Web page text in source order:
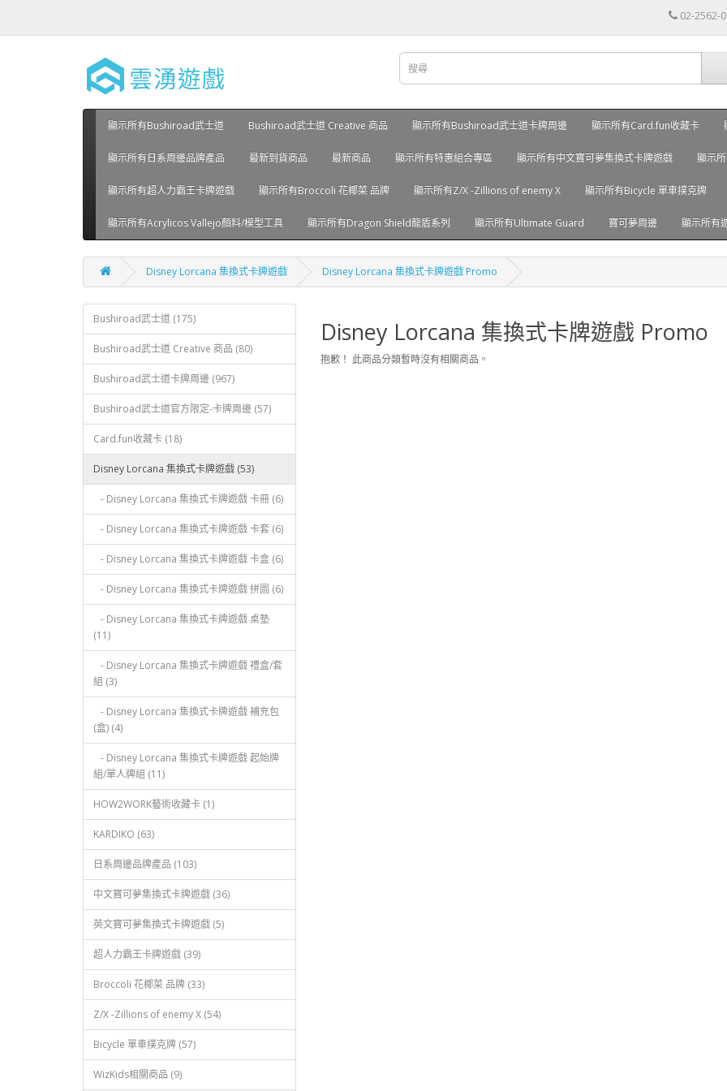
02-2562-
顯示所有Bushiroad武士道 Bushiroad武士道 Creative 商品 顯示所有Bushiroad武士道卡牌周邊 顯示所有Card.fun收藏卡
顯示所有日系周邊品牌產品 最新到貨商品 最新商品 顯示所有特惠組合專區 顯示所有中文寶可夢集換式卡牌遊戲 顯示
顯示所有超人力霸王卡牌遊戲 顯示所有Broccoli 花椰菜 品牌 顯示所有Z/X -Zillions of enemy X 顯示所有Bicycle 單車撲克牌
顯示所有Acrylicos Vallejo顏料/模型工具 顯示所有Dragon Shield龍盾系列 顯示所有Ultimate Guard 寶可夢周邊 顯示所有
Disney Lorcana 集換式卡牌遊戲 Disney Lorcana 集換式卡牌遊戲 Promo
Bushiroad武士道 (175)
Bushiroad武士道 Creative 商品 (80)
Bushiroad武士道卡牌周邊 (967)
Bushiroad武士道官方限定-卡牌周邊 (57)
Card.fun收藏卡 (18)
Disney Lorcana 集換式卡牌遊戲 (53)
- Disney Lorcana 集換式卡牌遊戲 卡冊 (6)
- Disney Lorcana 集換式卡牌遊戲 卡套 (6)
- Disney Lorcana 集換式卡牌遊戲 卡盒 (6)
- Disney Lorcana 集換式卡牌遊戲 拼圖 (6)
- Disney Lorcana 集換式卡牌遊戲 桌墊
(11)
- Disney Lorcana 集換式卡牌遊戲 禮盒/套
組 (3)
- Disney Lorcana 集換式卡牌遊戲 補充包
(盒) (4)
- Disney Lorcana 集換式卡牌遊戲 起始牌
組/單人牌組 (11)
HOW2WORK藝術收藏卡 (1)
KARDIKO (63)
日系周邊品牌產品 (103)
中文寶可夢集換式卡牌遊戲 (36)
英文寶可夢集換式卡牌遊戲 (5)
超人力霸王卡牌遊戲 (39)
Broccoli 花椰菜 品牌 (33)
Z/X -Zillions of enemy X (54)
Bicycle 單車撲克牌 (57)
WizKids相關商品 (9)
Disney Lorcana 集換式卡牌遊戲 Promo
抱歉！ 此商品分類暫時沒有相關商品。